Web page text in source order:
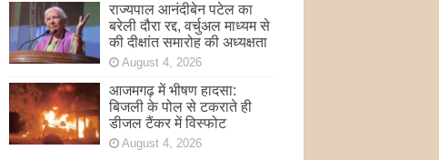
राज्यपाल आनंदीबेन पटेल का
बरेली दौरा रद्द, वर्चुअल माध्यम से
की दीक्षांत समारोह की अध्यक्षता
August 4, 2026
आजमगढ़ में भीषण हादसा:
बिजली के पोल से टकराते ही
डीजल टैंकर में विस्फोट
August 4, 2026